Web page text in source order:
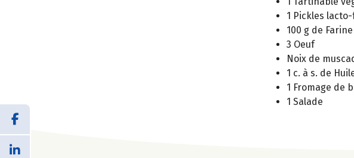
1 Pickles
100 g de Farine
3 Oeuf
Noix de
1 c. à s. de
1 Fromage de
1 Salade